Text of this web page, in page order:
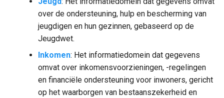
over de ondersteuning, hulp en bescherming van
jeugdigen en hun gezinnen, gebaseerd op de
Jeugdwet.
Inkomen: Het informatiedomein dat gegevens
omvat over inkomensvoorzieningen, -regelingen
en financiële ondersteuning voor inwoners, gericht
op het waarborgen van bestaanszekerheid en